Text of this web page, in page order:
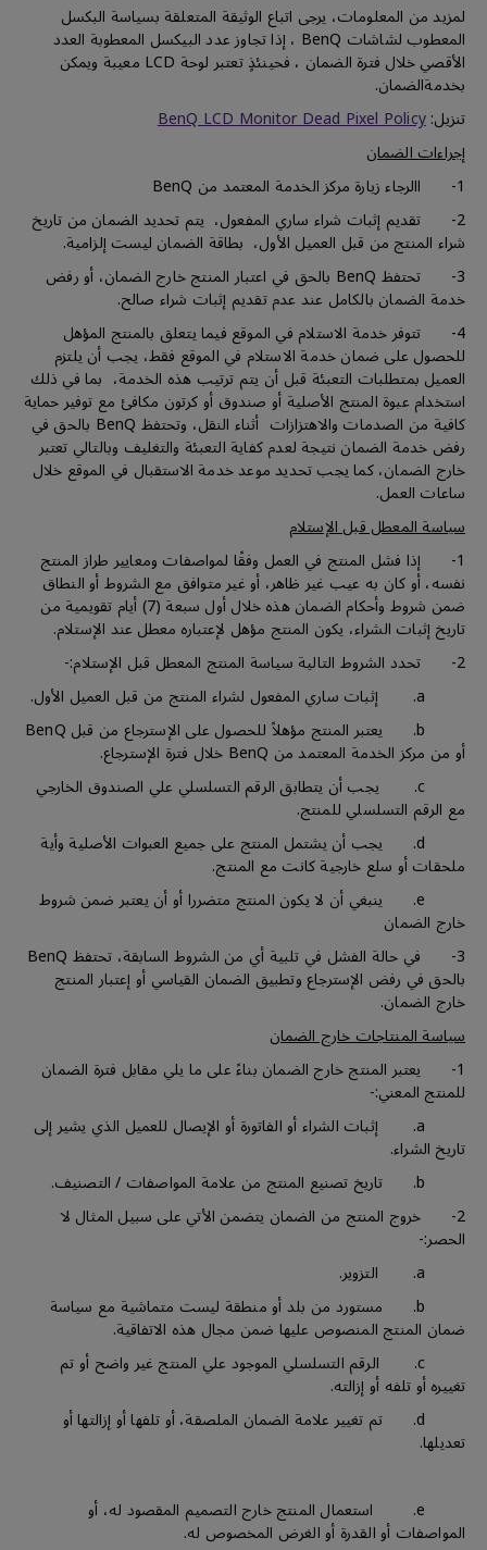
لمزيد من المعلومات، يرجى اتباع الوثيقة المتعلقة بسياسة البكسل
المعطوب لشاشات BenQ ، إذا تجاوز عدد البيكسل المعطوبة العدد
الأقصي خلال فترة الضمان ، فحينئذٍ تعتبر لوحة LCD معيبة ويمكن
بخدمةالضمان.
تنزيل:BenQ LCD Monitor Dead Pixel Policy
إجراءات الضمان
1- االرجاء زيارة مركز الخدمة المعتمد من BenQ
2- تقديم إثبات شراء ساري المفعول، يتم تحديد الضمان من تاريخ
شراء المنتج من قبل العميل الأول، بطاقة الضمان ليست إلزامية.
3- تحتفظ BenQ بالحق في اعتبار المنتج خارج الضمان، أو رفض
خدمة الضمان بالكامل عند عدم تقديم إثبات شراء صالح.
4- تتوفر خدمة الاستلام في الموقع فيما يتعلق بالمنتج المؤهل
للحصول على ضمان خدمة الاستلام في الموقع فقط، يجب أن يلتزم
العميل بمتطلبات التعبئة قبل أن يتم ترتيب هذه الخدمة، بما في ذلك
استخدام عبوة المنتج الأصلية أو صندوق أو كرتون مكافئ مع توفير حماية
كافية من الصدمات والاهتزازات أثناء النقل، وتحتفظ BenQ بالحق في
رفض خدمة الضمان نتيجة لعدم كفاية التعبئة والتغليف وبالتالي تعتبر
خارج الضمان، كما يجب تحديد موعد خدمة الاستقبال في الموقع خلال
ساعات العمل.
سياسة المعطل قبل الإستلام
1- إذا فشل المنتج في العمل وفقًا لمواصفات ومعايير طراز المنتج
نفسه، أو كان به عيب غير ظاهر، أو غير متوافق مع الشروط أو النطاق
ضمن شروط وأحكام الضمان هذه خلال أول سبعة (7) أيام تقويمية من
تاريخ إثبات الشراء، يكون المنتج مؤهل لإعتباره معطل عند الإستلام.
2- تحدد الشروط التالية سياسة المنتج المعطل قبل الإستلام:-
b. يعتبر المنتج مؤهلاً للحصول على الإسترجاع من قبل BenQ
أو من مركز الخدمة المعتمد من BenQ خلال فترة الإسترجاع.
c. يجب أن يتطابق الرقم التسلسلي علي الصندوق الخارجي
مع الرقم التسلسلي للمنتج.
d. يجب أن يشتمل المنتج على جميع العبوات الأصلية وأية
ملحقات أو سلع خارجية كانت مع المنتج.
e. ينبغي أن لا يكون المنتج متضررا أو أن يعتبر ضمن شروط
خارج الضمان
3- في حالة الفشل في تلبية أي من الشروط السابقة، تحتفظ BenQ
بالحق في رفض الإسترجاع وتطبيق الضمان القياسي أو إعتبار المنتج
خارج الضمان.
سياسة المنتاجات خارج الضمان
1- يعتبر المنتج خارج الضمان بناءً على ما يلي مقابل فترة الضمان
للمنتج المعني:-
a. إثبات الشراء أو الفاتورة أو الإيصال للعميل الذي يشير إلى
تاريخ الشراء.
2- خروج المنتج من الضمان يتضمن الأتي على سبيل المثال لا
الحصر:-
b. مستورد من بلد أو منطقة ليست متماشية مع سياسة
ضمان المنتج المنصوص عليها ضمن مجال هذه الاتفاقية.
c. الرقم التسلسلي الموجود علي المنتج غير واضح أو تم
تغييره أو تلفه أو إزالته.
d. تم تغيير علامة الضمان الملصقة، أو تلفها أو إزالتها أو
تعديلها.
e. استعمال المنتج خارج التصميم المقصود له، أو
المواصفات أو القدرة أو الغرض المخصوص له.